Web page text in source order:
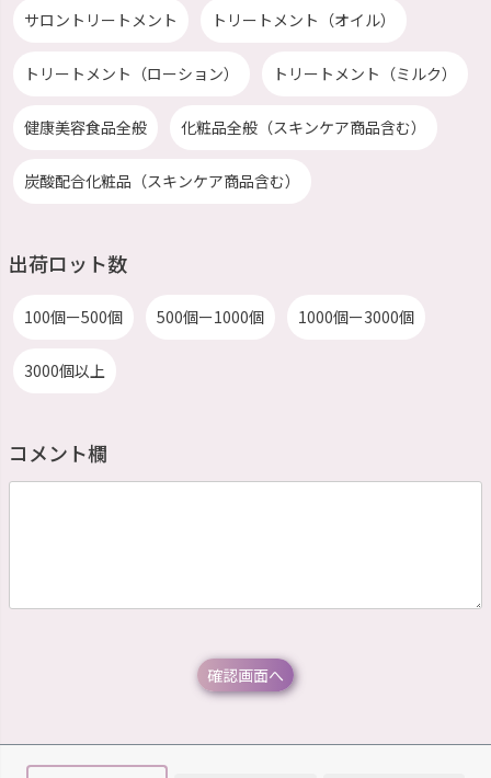
サロントリートメント トリートメント（オイル）
トリートメント（ローション） トリートメント（ミルク）
健康美容食品全般 化粧品全般（スキンケア商品含む）
炭酸配合化粧品（スキンケア商品含む）
出荷ロット数
100個ー500個 500個ー1000個 1000個ー3000個
3000個以上
コメント欄